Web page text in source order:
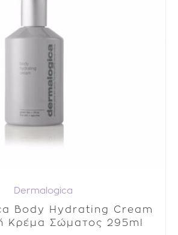
Dermalogica
Body Hydrating Cream
Κρέμα Σώματος 295ml